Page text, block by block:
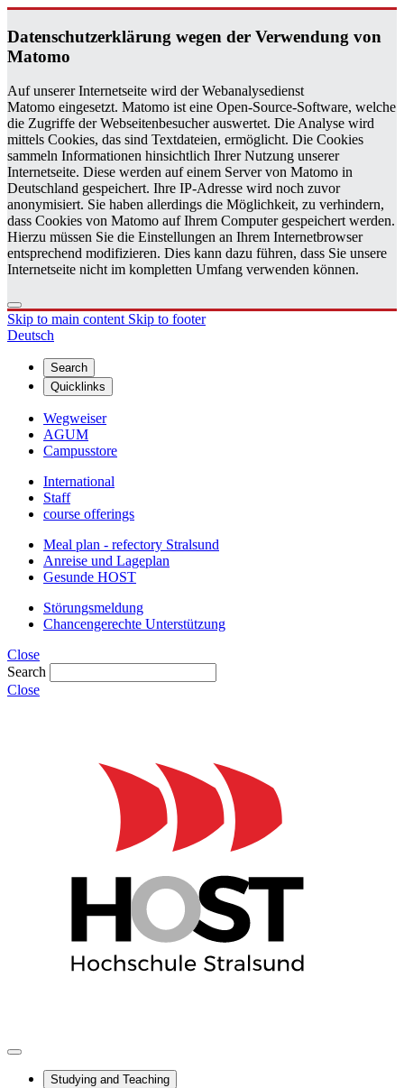
Daten­schutzerklärung wegen der Ver­wen­dung von
Matomo
Auf unserer Internetseite wird der Webanalysedienst
Matomo eingesetzt. Matomo ist eine Open-Source-Software, welche
die Zugriffe der Webseitenbesucher auswertet. Die Analyse wird
mittels Cookies, das sind Textdateien, ermöglicht. Die Cookies
sammeln Informationen hinsichtlich Ihrer Nutzung unserer
Internetseite. Diese werden auf einem Server von Matomo in
Deutschland gespeichert. Ihre IP-Adresse wird noch zuvor
anonymisiert. Sie haben allerdings die Möglichkeit, zu verhindern,
dass Cookies von Matomo auf Ihrem Computer gespeichert werden.
Hierzu müssen Sie die Einstellungen an Ihrem Internetbrowser
entsprechend modifizieren. Dies kann dazu führen, dass Sie unsere
Internetseite nicht im kompletten Umfang verwenden können.
Skip to main content Skip to footer
Deutsch
Search
Quicklinks
Wegweiser
AGUM
Campusstore
International
Staff
course offerings
Meal plan - refectory Stralsund
Anreise und Lageplan
Gesunde HOST
Störungsmeldung
Chancengerechte Unterstützung
Close
Search
Close
Studying and Teaching